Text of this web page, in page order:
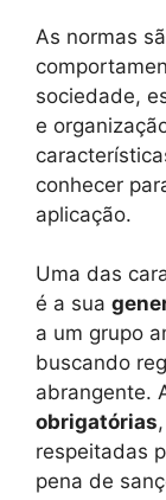
As normas
sociedade,
e
conhecer
aplicação.
Uma das
é a sua
a um grupo
buscando
abrangente.
obrigatórias
respeitadas
pena de